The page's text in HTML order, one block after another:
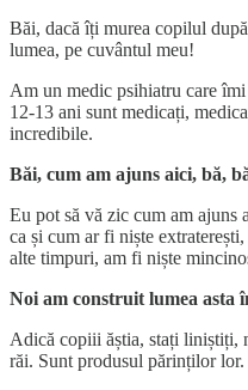
Băi, dacă îți murea copilul
lumea, pe cuvântul meu!
Am un medic psihiatru care
12-13 ani sunt medicați,
incredibile.
Băi, cum am ajuns aici, bă,
Eu pot să vă zic cum am ajuns
ca și cum ar fi niște
alte timpuri, am fi niște
Noi am construit lumea asta
Adică copiii ăștia, stați liniștiți,
răi. Sunt produsul părinților